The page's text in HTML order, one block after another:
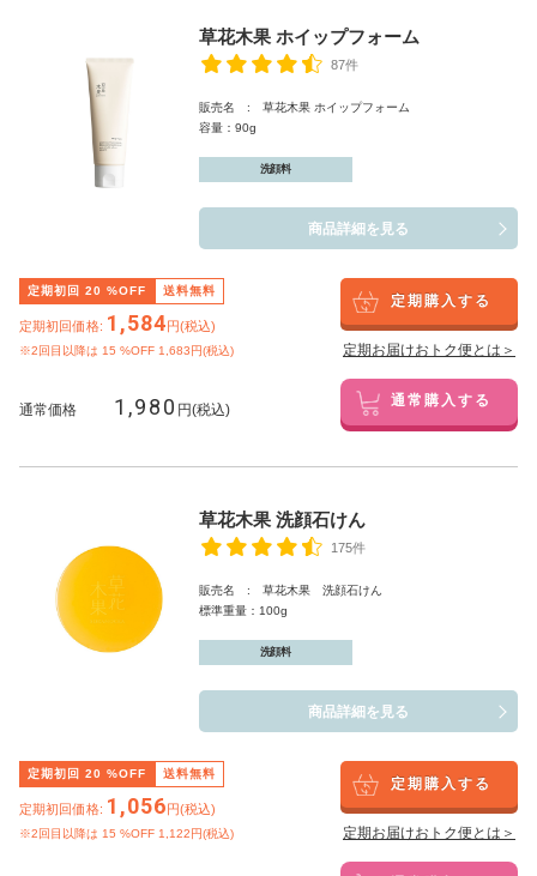
草花木果 ホイップフォーム
87件
販売名 : 草花木果 ホイップフォーム
容量：90g
洗顔料
商品詳細を見る
定期初回 20 %OFF 送料無料
定期初回価格: 1,584円(税込)
※2回目以降は 15 %OFF 1,683円(税込)
定期購入する
定期お届けおトク便とは＞
通常価格 1,980 円(税込) 通常購入する
草花木果 洗顔石けん
175件
販売名 : 草花木果 洗顔石けん
標準重量：100g
洗顔料
商品詳細を見る
定期初回 20 %OFF 送料無料
定期初回価格: 1,056円(税込)
※2回目以降は 15 %OFF 1,122円(税込)
定期購入する
定期お届けおトク便とは＞